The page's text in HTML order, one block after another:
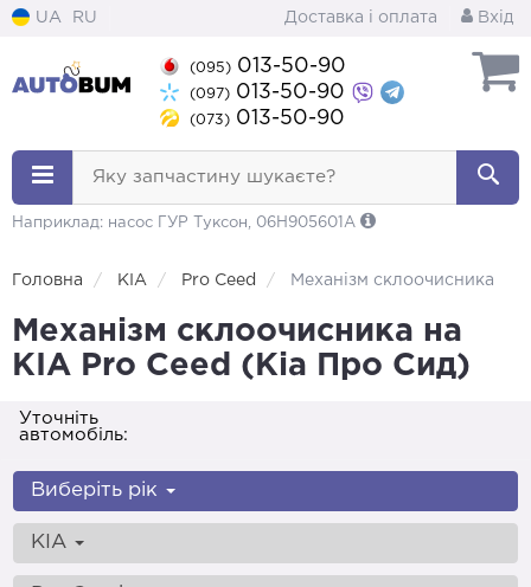
UA RU Доставка і оплата Вхід
(095) 013-50-90
(097) 013-50-90
(073) 013-50-90
Яку запчастину шукаєте?
Наприклад: насос ГУР Туксон, 06H905601A
Головна KIA Pro Ceed Механізм склоочисника
Механізм склоочисника на
KIA Pro Ceed (Кіа Про Сид)
Уточніть
автомобіль:
Виберіть рік
KIA